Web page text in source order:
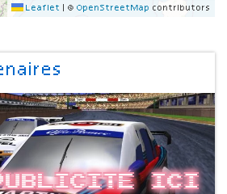
Leaflet © OpenStreetMap contributors
ici